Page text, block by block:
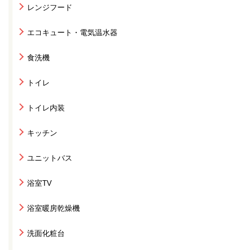
レンジフード
エコキュート・電気温水器
食洗機
トイレ
トイレ内装
キッチン
ユニットバス
浴室TV
浴室暖房乾燥機
洗面化粧台